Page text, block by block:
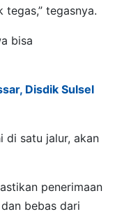
tegasnya.
bisa
Disdik Sulsel
di satu jalur, akan
penerimaan
bebas dari